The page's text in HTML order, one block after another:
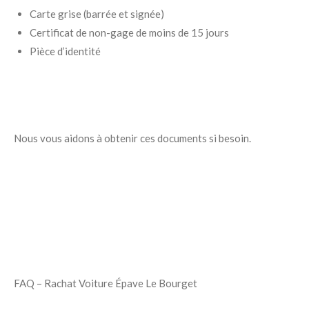
Carte grise (barrée et signée)
Certificat de non-gage de moins de 15 jours
Pièce d’identité
Nous vous aidons à obtenir ces documents si besoin.
FAQ – Rachat Voiture Épave Le Bourget